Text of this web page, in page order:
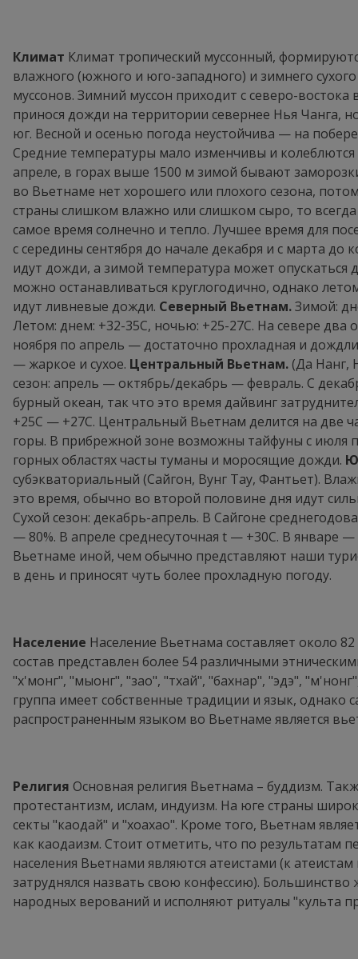
Климат Климат тропический муссонный,
влажного (южного и юго-западного) и зимнего
муссонов. Зимний муссон приходит с северо-востока
принося дожди на территории севернее Нья Чанга,
юг. Весной и осенью погода неустойчива — на
Средние температуры мало изменчивы и колеблются
апреле, в горах выше 1500 м зимой бывают
во Вьетнаме нет хорошего или плохого сезона,
страны слишком влажно или слишком сыро, то всегда
самое время солнечно и тепло. Лучшее время для
с середины сентября до начале декабря и с марта до
идут дожди, а зимой температура может опускаться
можно останавливаться круглогодично, однако
идут ливневые дожди. Северный Вьетнам.Зимой:
Летом: днем: +32-35С, ночью: +25-27С. На севере два
ноября по апрель — достаточно прохладная и
— жаркое и сухое. Центральный Вьетнам. (Да Нанг,
сезон: апрель — октябрь/декабрь — февраль. С
бурный океан, так что это время дайвинг
+25С — +27С. Центральный Вьетнам делится на две
горы. В прибрежной зоне возможны тайфуны с июля
горных областях часты туманы и моросящие дожди.
субэкваториальный (Сайгон, Вунг Тау, Фантьет).
это время, обычно во второй половине дня идут
Сухой сезон: декабрь-апрель. В Сайгоне
— 80%. В апреле среднесуточная t — +30С. В январе
Вьетнаме иной, чем обычно представляют наши
в день и приносят чуть более прохладную погоду.
Население Население Вьетнама составляет около
состав представлен более 54 различными
"х'монг", "мыонг", "зао", "тхай", "бахнар", "эдэ",
группа имеет собственные традиции и язык, однако
распространенным языком во Вьетнаме является
Религия Основная религия Вьетнама – буддизм.
протестантизм, ислам, индуизм. На юге страны
секты "каодай" и "хоахао". Кроме того, Вьетнам
как каодаизм. Стоит отметить, что по результатам
населения Вьетнами являются атеистами (к атеистам
затруднялся назвать свою конфессию).
народных верований и исполняют ритуалы "культа